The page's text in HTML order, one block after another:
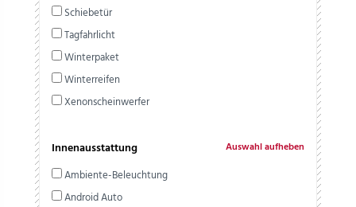
Schiebetür
Tagfahrlicht
Winterpaket
Winterreifen
Xenonscheinwerfer
Innenausstattung Auswahl aufheben
Ambiente-Beleuchtung
Android Auto